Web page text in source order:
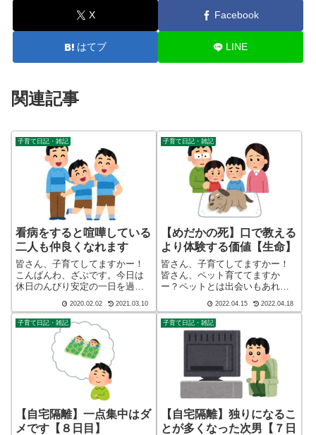
X Facebook
はてブ LINE
関連記事
子育て日記・雑記
看病をすると喧嘩している
二人も仲良くなれます
皆さん、子育てしてますかー！
こんばんわ、ざぶです。今日は
休日のんびり安定の一日を過ご
たのですが、先日からの病み上
がり次男がいるので、家でおと
なしくしていました。朝８時起
床で、「ドラえもん のび太の
魔界大冒険」を視...
2020.02.02 2021.03.10
子育て日記・雑記
【めだかの死】口で教える
より体験する価値【生命】
皆さん、子育てしてますかー！
皆さん、ペット育ててますか
ー？ペットとは出会いもあれ
もに色々と感じてもらいたいも
のですね。こんばんわ、迷答座
布団ブログの運営をしている
ざぶ(@meitou_zabuton)です。わ
2022.04.15 2022.04.18
子育て日記・雑記
【自宅隔離】一点集中はダ
メです【８日目】
子育て日記・雑記
【自宅隔離】独りになるこ
とが多くなった次男【７日